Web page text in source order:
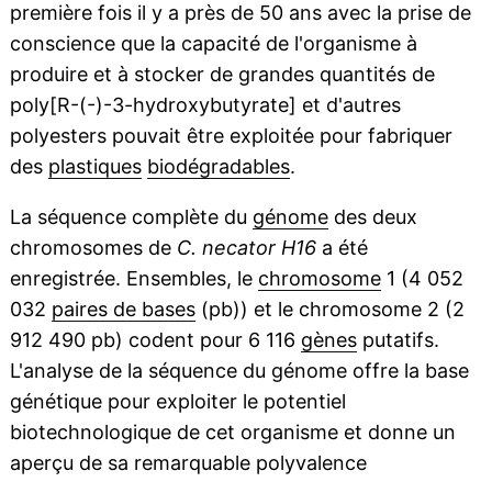
première fois il y a près de 50 ans avec la prise de
conscience que la capacité de l'organisme à
produire et à stocker de grandes quantités de
poly[R-(-)-3-hydroxybutyrate] et d'autres
polyesters pouvait être exploitée pour fabriquer
des plastiques biodégradables.
La séquence complète du génomedes deux
chromosomes de C. necator H16a été
enregistrée. Ensembles, le chromosome1 (4 052
032 paires de bases(pb)) et le chromosome 2 (2
912 490 pb) codent pour 6 116 gènesputatifs.
L'analyse de la séquence du génome offre la base
génétique pour exploiter le potentiel
biotechnologique de cet organisme et donne un
aperçu de sa remarquable polyvalence